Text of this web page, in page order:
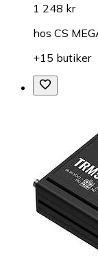
1 248 kr
hos CS
+15 butiker